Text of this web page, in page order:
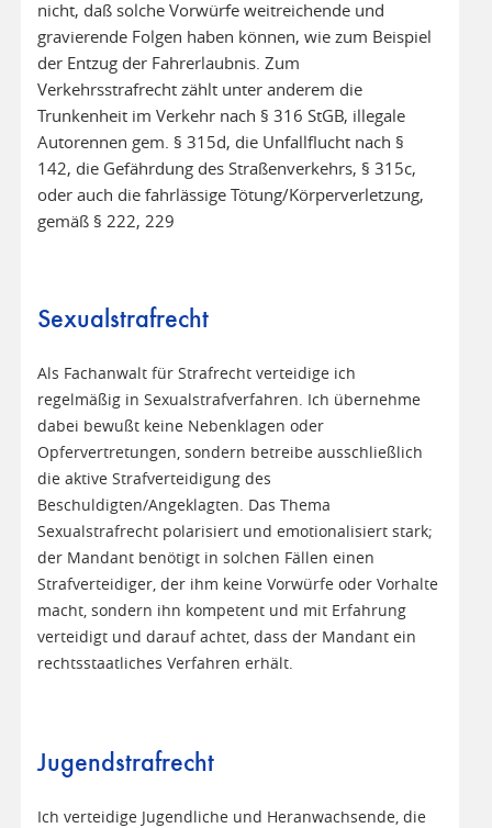
nicht, daß solche Vorwürfe weitreichende und
gravierende Folgen haben können, wie zum Beispiel
der Entzug der Fahrerlaubnis. Zum
Verkehrsstrafrecht zählt unter anderem die
Trunkenheit im Verkehr nach § 316 StGB, illegale
Autorennen gem. § 315d, die Unfallflucht nach §
142, die Gefährdung des Straßenverkehrs, § 315c,
oder auch die fahrlässige Tötung/Körperverletzung,
gemäß § 222, 229
Sexualstrafrecht
Als Fachanwalt für Strafrecht verteidige ich
regelmäßig in Sexualstrafverfahren. Ich übernehme
dabei bewußt keine Nebenklagen oder
Opfervertretungen, sondern betreibe ausschließlich
die aktive Strafverteidigung des
Beschuldigten/Angeklagten. Das Thema
Sexualstrafrecht polarisiert und emotionalisiert stark;
der Mandant benötigt in solchen Fällen einen
Strafverteidiger, der ihm keine Vorwürfe oder Vorhalte
macht, sondern ihn kompetent und mit Erfahrung
verteidigt und darauf achtet, dass der Mandant ein
rechtsstaatliches Verfahren erhält.
Jugendstrafrecht
Ich verteidige Jugendliche und Heranwachsende, die